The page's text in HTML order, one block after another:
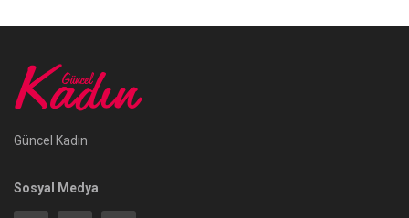
Güncel Kadın
Sosyal Medya